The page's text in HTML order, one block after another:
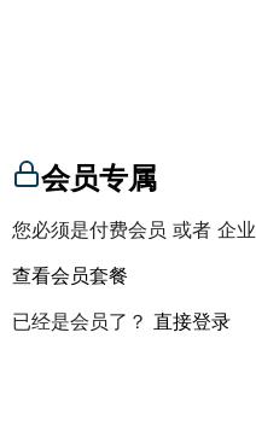
会员专属
您必须是付费会员 或者 企
查看会员套餐
已经是会员了？ 直接登录